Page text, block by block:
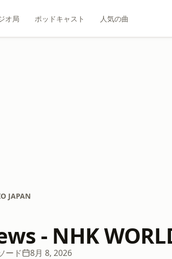
オ局 ポッドキャスト 人気の曲
JAPAN
- NHK
ード 8月 8, 2026